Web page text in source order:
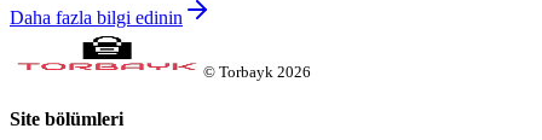
Daha fazla bilgi edinin
© Torbayk 2026
Site bölümleri